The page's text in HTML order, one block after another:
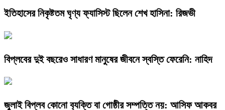
ইতিহাসের নিকৃষ্টতম ঘৃণ্য ফ্যাসিস্ট ছিলেন শেখ হাসিনা: রিজভী
বিপ্লবের দুই বছরেও সাধারণ মানুষের জীবনে স্বস্তি ফেরেনি: নাহিদ
জুলাই বিপ্লব কোনো ব‍্যক্তি বা গোষ্ঠীর সম্পত্তি নয়: আসিফ আকবর